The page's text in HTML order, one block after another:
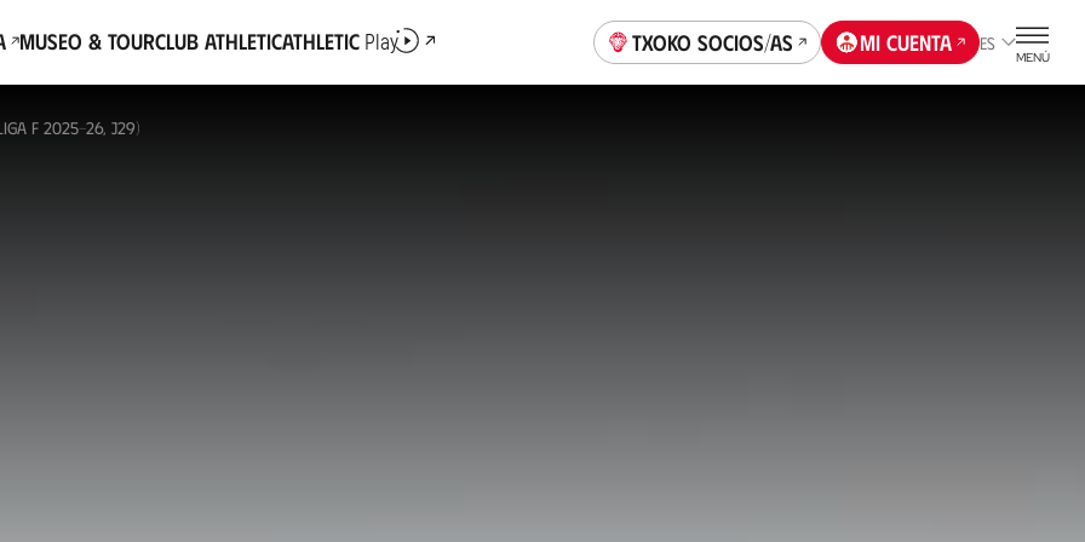
Museo & TourClub AthleticAthletic Play Txoko socios/as Mi cuenta ES
MENÚ
F 2025-26, J29)